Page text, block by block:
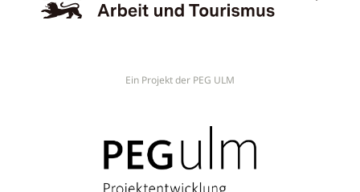
Ein Projekt der PEG ULM